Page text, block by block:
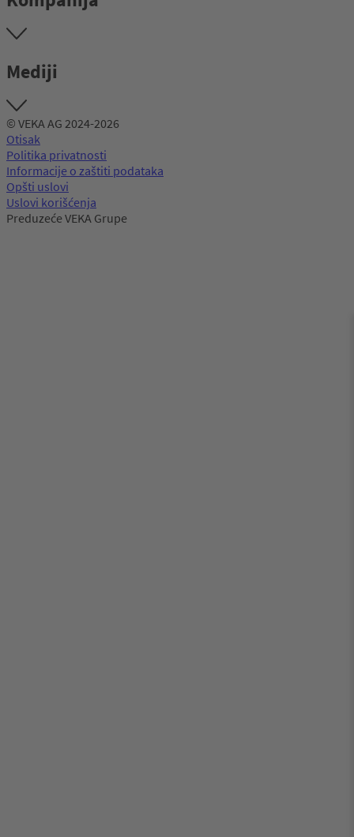
Mediji
© VEKA AG 2024-2026
Otisak
Politika privatnosti
Informacije o zaštiti podataka
Opšti uslovi
Uslovi korišćenja
Preduzeće VEKA Grupe